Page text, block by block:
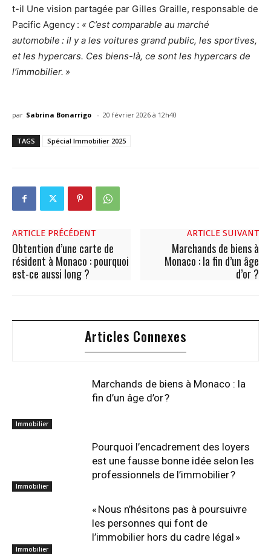
t-il Une vision partagée par Gilles Graille, responsable de
Pacific Agency : « C’est comparable au marché
automobile : il y a les voitures grand public, les sportives,
et les hypercars. Ces biens-là, ce sont les hypercars de
l’immobilier. »
par Sabrina Bonarrigo - 20 février 2026 à 12h40
TAGS Spécial Immobilier 2025
ARTICLE PRÉCÉDENT
Obtention d’une carte de
résident à Monaco : pourquoi
est-ce aussi long ?
ARTICLE SUIVANT
Marchands de biens à
Monaco : la fin d’un âge
d’or ?
Articles Connexes
Immobilier
Marchands de biens à Monaco : la
fin d’un âge d’or ?
Immobilier
Pourquoi l’encadrement des loyers
est une fausse bonne idée selon les
professionnels de l’immobilier ?
Immobilier
« Nous n’hésitons pas à poursuivre
les personnes qui font de
l’immobilier hors du cadre légal »